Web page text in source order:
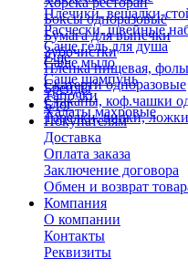
Плечики, вешалки-
Расчески, швейные
Саше гель для душа
Саше мыло
Саше шампунь
Тапочки
Халаты махровые
Боксы одноразовые
Бумага для выпечки
Зубочистки
Пленка пищевая,
Скатерти одноразовые
Стаканы, коф.чашки
Тарелки, вилки, ложки
Еще
Бренды
Блог
Покупателям
Доставка
Оплата заказа
Заключение договора
Обмен и возврат
Компания
О компании
Контакты
Реквизиты